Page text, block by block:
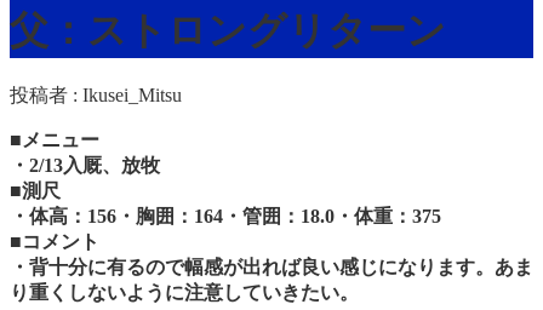
父：ストロングリターン
投稿者 : Ikusei_Mitsu
■メニュー
・2/13入厩、放牧
■測尺
・体高：156・胸囲：164・管囲：18.0・体重：375
■コメント
・背十分に有るので幅感が出れば良い感じになります。あま
り重くしないように注意していきたい。